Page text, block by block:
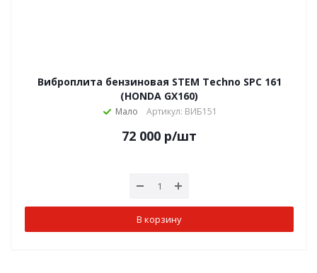
Виброплита бензиновая STEM Techno SPC 161
(HONDA GX160)
Мало Артикул: ВИБ151
72 000 р/шт
В корзину